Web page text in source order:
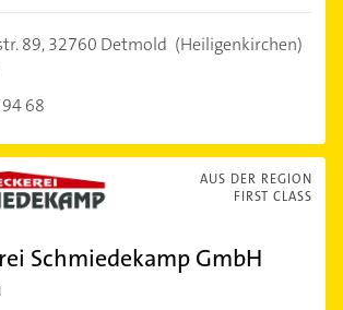
89,32760 Detmold (Heiligenkirchen)
68
AUS DER REGION
FIRST CLASS
Schmiedekamp GmbH